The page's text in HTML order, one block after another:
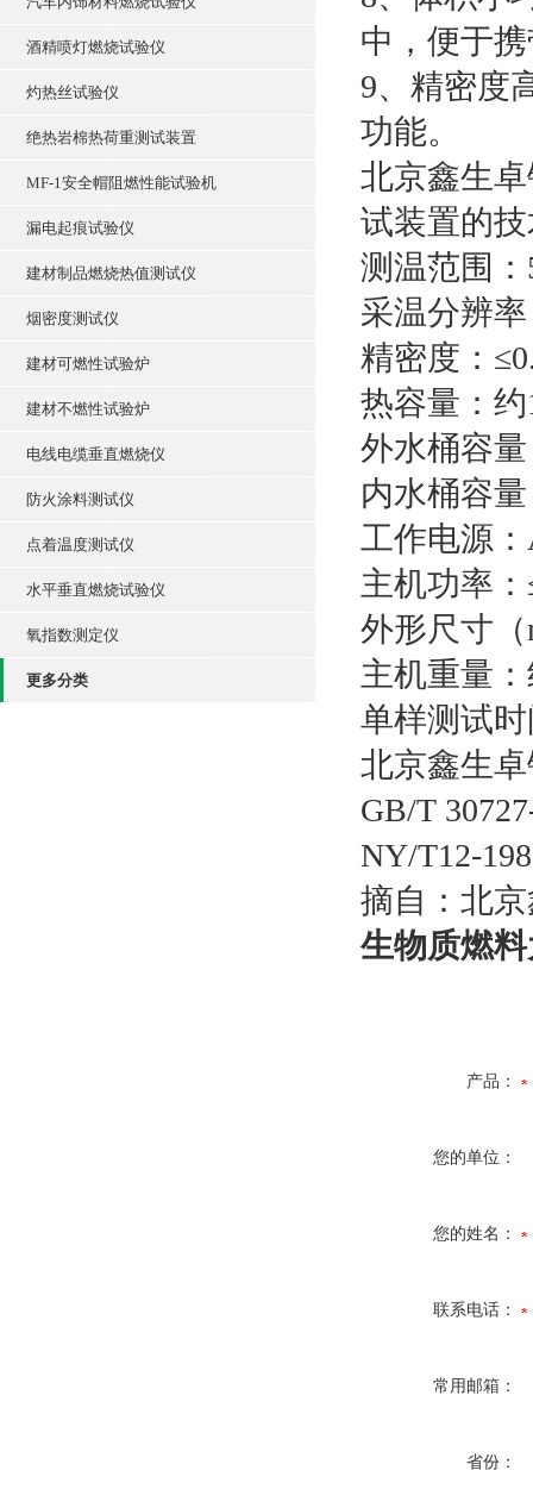
酒精喷灯燃烧试验仪
灼热丝试验仪
绝热岩棉热荷重测试装置
MF-1安全帽阻燃性能试验机
漏电起痕试验仪
建材制品燃烧热值测试仪
烟密度测试仪
建材可燃性试验炉
建材不燃性试验炉
电线电缆垂直燃烧仪
防火涂料测试仪
点着温度测试仪
水平垂直燃烧试验仪
氧指数测定仪
更多分类
中，便于
9、精密度
功能。
北京鑫生
试装置的
测温范围
采温分辨率
精密度：
热容量：约
外水桶容
内水桶容
工作电源
主机功率
外形尺寸（
主机重量
单样测试
北京鑫生
GB/T
NY/T12-
摘自：北
生物质燃
产品：
您的单位：
您的姓名：
联系电话：
常用邮箱：
省份：